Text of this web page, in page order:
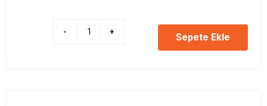
- + Sepete Ekle